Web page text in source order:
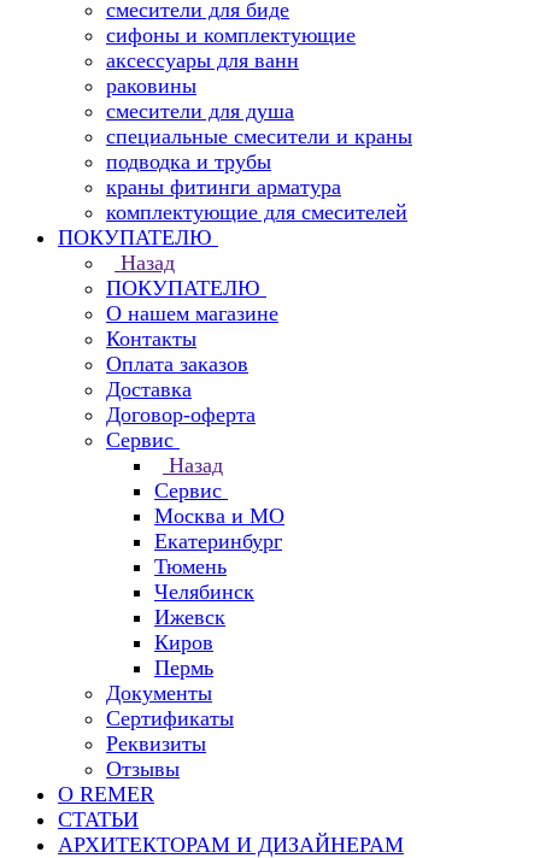
смесители для биде
сифоны и комплектующие
аксессуары для ванн
раковины
смесители для душа
специальные смесители и краны
подводка и трубы
краны фитинги арматура
комплектующие для смесителей
ПОКУПАТЕЛЮ
Назад
ПОКУПАТЕЛЮ
О нашем магазине
Контакты
Оплата заказов
Доставка
Договор-оферта
Сервис
Назад
Сервис
Москва и МО
Екатеринбург
Тюмень
Челябинск
Ижевск
Киров
Пермь
Документы
Сертификаты
Реквизиты
Отзывы
О REMER
СТАТЬИ
АРХИТЕКТОРАМ И ДИЗАЙНЕРАМ